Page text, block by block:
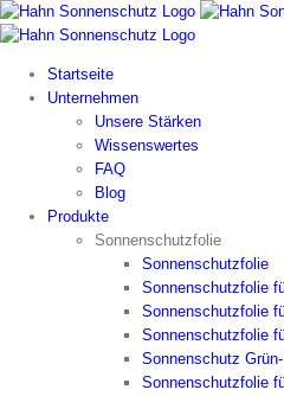
Zum
Inhalt
Startseite
Unternehmen
Unsere Stärken
Wissenswertes
FAQ
Blog
Produkte
Sonnenschutzfolie
Sonnenschutzfolie
Sonnenschutzfolie
Sonnenschutzfolie
Sonnenschutzfolie
Sonnenschutz
Sonnenschutzfolie